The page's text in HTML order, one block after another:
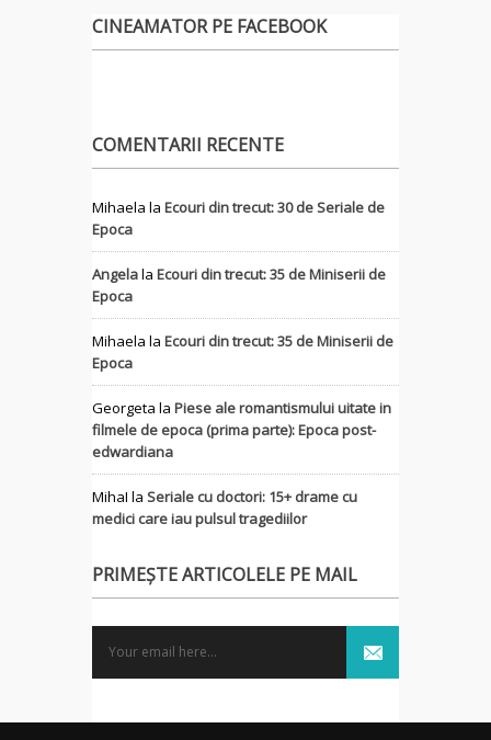
CINEAMATOR PE FACEBOOK
COMENTARII RECENTE
Mihaela la Ecouri din trecut: 30 de Seriale de
Epoca
Angelala Ecouri din trecut: 35 de Miniserii de
Epoca
Mihaela la Ecouri din trecut: 35 de Miniserii de
Epoca
Georgeta la Piese ale romantismului uitate in
filmele de epoca (prima parte): Epoca post-
edwardiana
MihaI la Seriale cu doctori: 15+ drame cu
medici care iau pulsul tragediilor
PRIMEȘTE ARTICOLELE PE MAIL